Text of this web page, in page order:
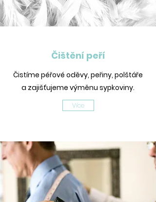
Čištění peří
Čistíme péřové oděvy, peřiny, polštáře
a zajišťujeme výměnu sypkoviny.
Více